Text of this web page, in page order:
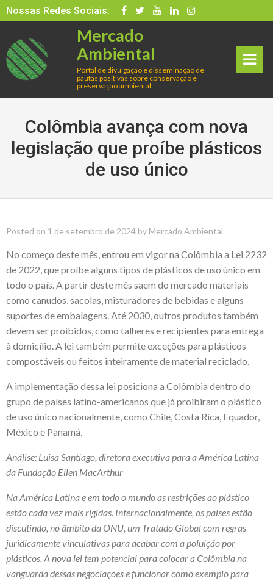
Skip
to
content
Nossas Redes Sociais:
Mercado
Ambiental
Portal de divulgação e disseminação de
pautas positivas sobre conservação e
preservação ambiental
Men
Colômbia avança com nova
legislação que proíbe plásticos
de uso único
Posted on 1 de setembro de 2024 by Mercado Ambiental
No começo deste mês, entrou em vigor na Colômbia a Lei 2232
de 2022, que proíbe alguns tipos de plásticos de uso único em
todo o país. A partir deste mês saem do mercado materiais
como canudos, sacolas, misturadores de bebidas e alguns
suportes de embalagens. Até 2030, outros produtos também
devem ser proibidos, como talheres e recipientes para entrega
à domicílio. A lei também permite exceções para plásticos
compostáveis ou feitos inteiramente de material reciclado.
A implementação dessa lei posiciona a Colômbia dentro do
grupo de países latino-americanos que já proibiram o plástico
de uso único nacionalmente, como Chile, Costa Rica, Equador,
México e Panamá.
Análise: Luisa Santiago, diretora executiva para a América Latina
da Fundação Ellen MacArthur
Na América Latina e em todo o mundo as restrições ao plástico
estão cada vez mais rígidas. Internacionalmente, os países estão
discutindo, no âmbito da ONU, um Tratado Global com regras
juridicamente vinculativas para acabar com a poluição por
plásticos. A nova lei tem potencial para colocar a Colômbia na
vanguarda dessas negociações e funcionar como exemplo para